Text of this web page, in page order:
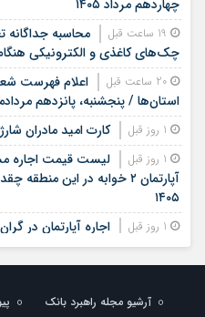
چهاردهم مرداد ۱۴۰۵
چک‌های کاغذی و الکترونیکی
اعلام فهرست
استان‌ها / پنجشنبه، پانزدهم
کارت امید مادران
لیست قیمت اجاره
آپارتمان ۲ خوابه در این
۱۴۰۵
اجاره آپارتمان در
+ جدول
آپارتمان ۱۰۰ متری در این
آرشیو مجله راهبرد بانک